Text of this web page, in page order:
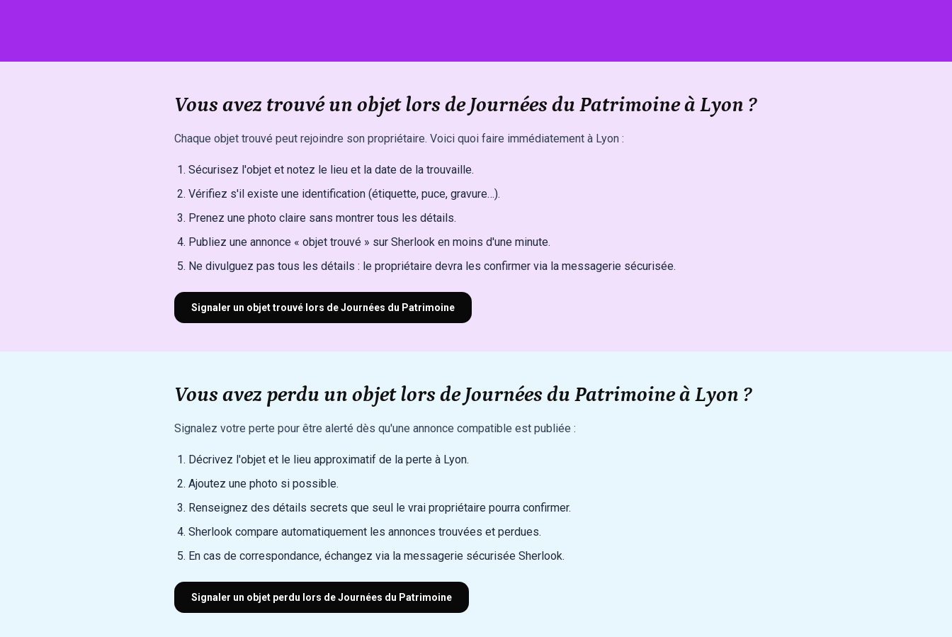
Vous avez trouvé un objet lors de Journées du Patrimoine à Lyon ?
Chaque objet trouvé peut rejoindre son propriétaire. Voici quoi faire immédiatement à Lyon :
Sécurisez l'objet et notez le lieu et la date de la trouvaille.
Vérifiez s'il existe une identification (étiquette, puce, gravure…).
Prenez une photo claire sans montrer tous les détails.
Publiez une annonce « objet trouvé » sur Sherlook en moins d'une minute.
Ne divulguez pas tous les détails : le propriétaire devra les confirmer via la messagerie sécurisée.
Signaler un objet trouvé lors de Journées du Patrimoine
Vous avez perdu un objet lors de Journées du Patrimoine à Lyon ?
Signalez votre perte pour être alerté dès qu'une annonce compatible est publiée :
Décrivez l'objet et le lieu approximatif de la perte à Lyon.
Ajoutez une photo si possible.
Renseignez des détails secrets que seul le vrai propriétaire pourra confirmer.
Sherlook compare automatiquement les annonces trouvées et perdues.
En cas de correspondance, échangez via la messagerie sécurisée Sherlook.
Signaler un objet perdu lors de Journées du Patrimoine